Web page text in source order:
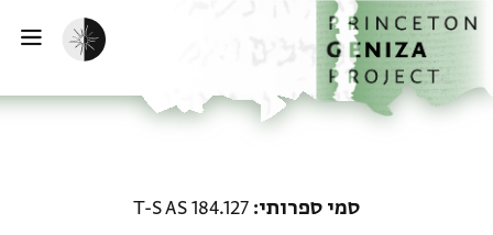
לתוכןהבית
הפעלת מצב כהה
סמי ספרותי T-S AS 184.127